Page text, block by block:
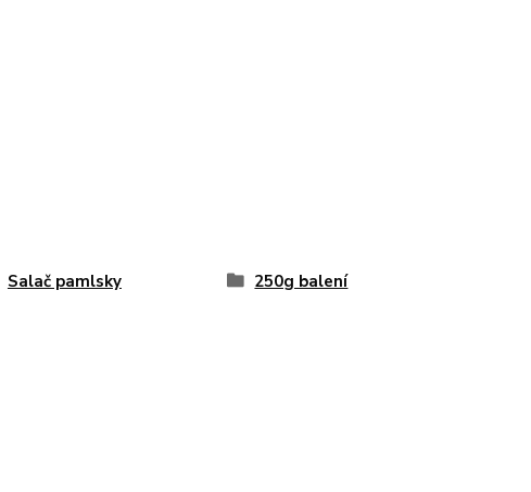
Salač pamlsky 250g balení